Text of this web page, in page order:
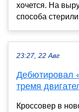
хочется. На
способа
23:27, 22 Авг
Дебютировал
тремя
Кроссовер в